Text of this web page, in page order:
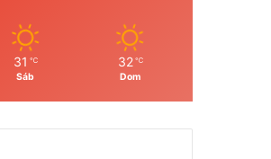
31 ℃
Sáb
32 ℃
Dom